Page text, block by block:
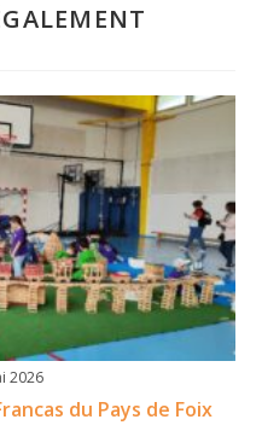
2026
du Pays de Foix